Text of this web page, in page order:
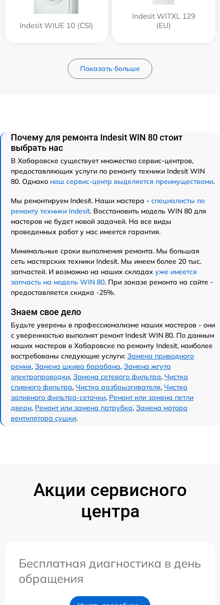
Indesit WIUE 10 (CSI)
Indesit WITXL 129
(EU)
Показать больше
Почему для ремонта Indesit WIN 80 стоит
выбрать нас
В Хабаровске существует множество сервис-центров,
предоставляющих услуги по ремонту техники Indesit WIN
80. Однако наш сервис-центр выделяется преимуществами.
Мы ремонтируем Indesit. Наши мастера - специалисты по
ремонту техники Indesit. Восстановить модель WIN 80 для
мастеров не будет новой задачей. На все виды
проведенных работ у нас имеется гарантия.
Минимальные сроки выполнения ремонта. Мы большая
сеть мастерских техники Indesit. Мы имеем более 20 тыс.
запчастей. И возможно на наших складах уже имеется
запчасть на модель WIN 80. При заказе ремонта на сайте -
предоставляется скидка -25%.
Знаем свое дело
Будьте уверены в профессионализме наших мастеров - они
с уверенностью выполнят ремонт Indesit WIN 80. По данным
наших мастеров в Хабаровске по ремонту Indesit, наиболее
востребованы следующие услуги: Замена приводного
ремня, Замена шкива барабана, Замена жгута
электропроводки, Замена сетевого фильтра, Чистка
сливного фильтра, Чистка разбрызгивателя, Чистка
заливного фильтра-сеточки, Ремонт или замена петли
двери, Ремонт или замена патрубка, Замена мотора
вентилятора сушки.
Акции сервисного
центра
Бесплатная диагностика в день
обращения